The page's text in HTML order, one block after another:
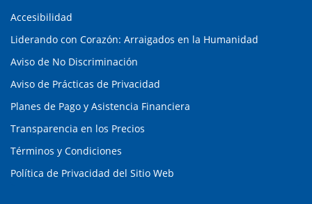
Accesibilidad
Liderando con Corazón: Arraigados en la Humanidad
Aviso de No Discriminación
Aviso de Prácticas de Privacidad
Planes de Pago y Asistencia Financiera
Transparencia en los Precios
Términos y Condiciones
Política de Privacidad del Sitio Web